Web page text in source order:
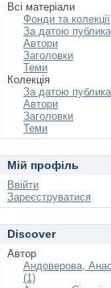
Всі матеріали
Фонди та колекції
За датою
Автори
Заголовки
Теми
Колекція
За датою
Автори
Заголовки
Теми
Мій профіль
Ввійти
Зареєструватися
Discover
Автор
Андоверова,
(1)